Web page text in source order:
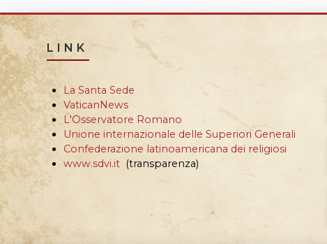
LINK
La Santa Sede
VaticanNews
L'Osservatore Romano
Unione internazionale delle Superiori Generali
Confederazione latinoamericana dei religiosi
www.sdvi.it (transparenza)